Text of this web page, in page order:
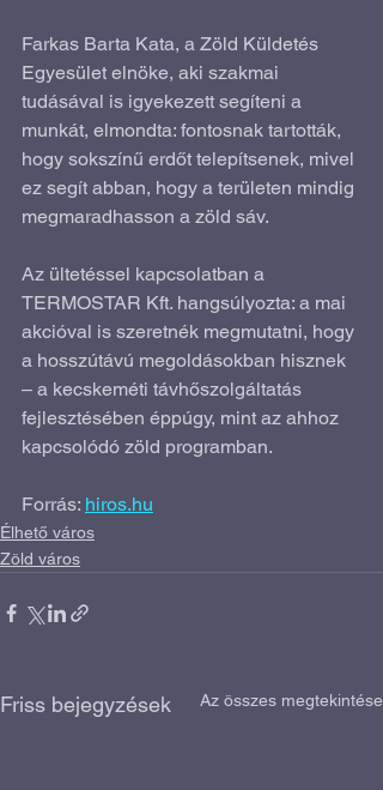
Farkas Barta Kata, a Zöld Küldetés
Egyesület elnöke, aki szakmai
tudásával is igyekezett segíteni a
munkát, elmondta: fontosnak tartották,
hogy sokszínű erdőt telepítsenek, mivel
ez segít abban, hogy a területen mindig
megmaradhasson a zöld sáv.
Az ültetéssel kapcsolatban a
TERMOSTAR Kft. hangsúlyozta: a mai
akcióval is szeretnék megmutatni, hogy
a hosszútávú megoldásokban hisznek
– a kecskeméti távhőszolgáltatás
fejlesztésében éppúgy, mint az ahhoz
kapcsolódó zöld programban.
Forrás: hiros.hu
Élhető város
Zöld város
Friss bejegyzések Az összes megtekintése